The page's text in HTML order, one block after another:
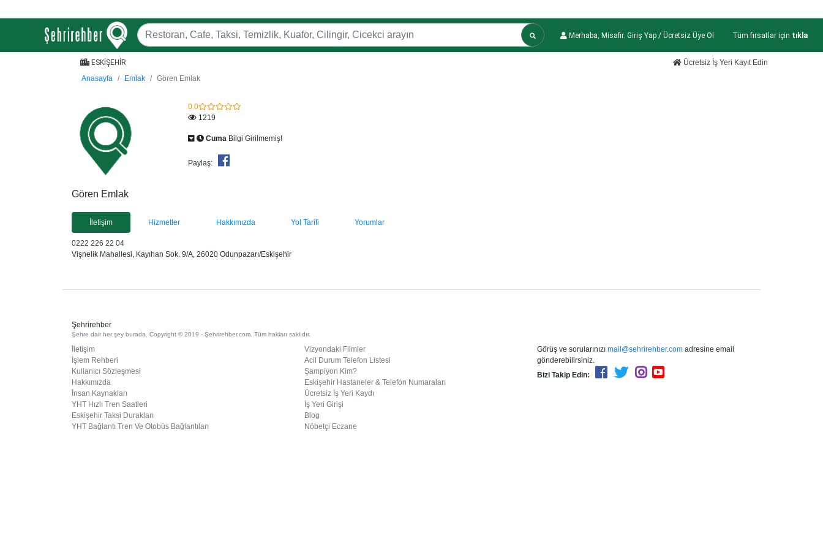
Merhaba, Misafir. Giriş Yap / Ücretsiz Üye Ol Tüm fırsatlar için tıkla
ESKİŞEHİR
Ücretsiz İş Yeri Kayıt Edin
Anasayfa
Emlak Gören Emlak
0.0
1219
Cuma Bilgi Girilmemiş!
Paylaş:
Gören Emlak
İletişim Hizmetler Hakkımızda Yol Tarifi Yorumlar
0222 226 22 04
Vişnelik Mahallesi, Kayıhan Sok. 9/A, 26020 Odunpazarı/Eskişehir
Şehrirehber
Şehre dair her şey burada. Copyright © 2019 - Şehrirehber.com. Tüm hakları saklıdır.
İletişim
İşlem Rehberi
Kullanıcı Sözleşmesi
Hakkımızda
İnsan Kaynakları
YHT Hızlı Tren Saatleri
Eskişehir Taksi Durakları
YHT Bağlantı Tren Ve Otobüs Bağlantıları
Vizyondaki Filmler
Acil Durum Telefon Listesi
Şampiyon Kim?
Eskişehir Hastaneler & Telefon Numaraları
Ücretsiz İş Yeri Kaydı
İş Yeri Girişi
Blog
Nöbetçi Eczane
Görüş ve sorularınızı mail@sehrirehber.com adresine email
gönderebilirsiniz.
Bizi Takip Edin: